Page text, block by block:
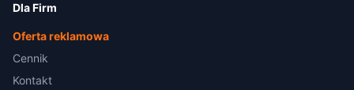
Dla Firm
Oferta reklamowa
Cennik
Kontakt